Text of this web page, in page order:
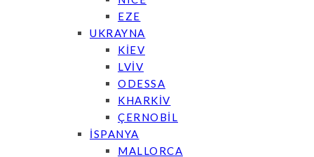
EZE
UKRAYNA
KİEV
LVİV
ODESSA
KHARKİV
ÇERNOBİL
İSPANYA
MALLORCA